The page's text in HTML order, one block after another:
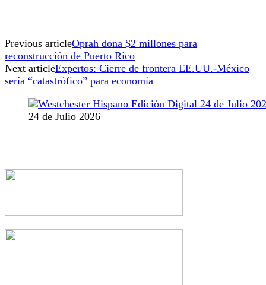
Previous articleOprah dona $2 millones para
reconstrucción de Puerto Rico
Next articleExpertos: Cierre de frontera EE.UU.-México
sería “catastrófico” para economía
24 de Julio 2026